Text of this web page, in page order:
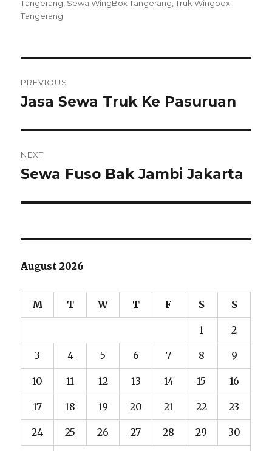
on
Tangerang Sewa WingBox Tangerang ,Truk Wingbox
Tangerang
navigation
PREVIOUS
Previous
Jasa Sewa Truk Ke Pasuruan
NEXT
Next
Sewa Fuso Bak Jambi Jakarta
August 2026
M T W T F S S
1 2
3 4 5 6 7 8 9
10 11 12 13 14 15 16
17 18 19 20 21 22 23
24 25 26 27 28 29 30